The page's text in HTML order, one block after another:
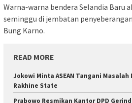
Warna-warna bendera Selandia Baru
seminggu di jembatan
Bung Karno.
READ MORE
Jokowi Minta ASEAN Tangani
Rakhine State
Prabowo Resmikan Kantor DPD